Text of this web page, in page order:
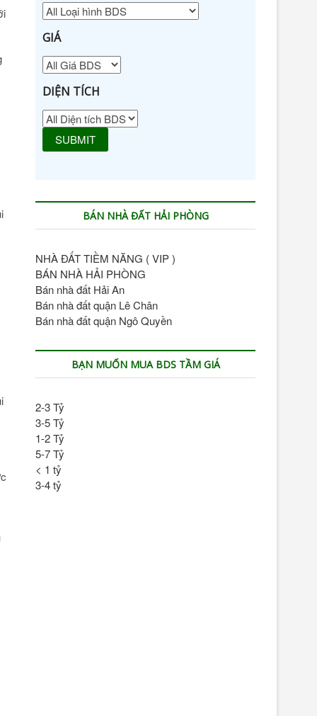
GIÁ
DIỆN TÍCH
BÁN NHÀ ĐẤT HẢI PHÒNG
NHÀ ĐẤT TIỀM NĂNG ( VIP )
BÁN NHÀ HẢI PHÒNG
Bán nhà đất Hải An
Bán nhà đất quận Lê Chân
Bán nhà đất quận Ngô Quyền
BẠN MUỐN MUA BDS TẦM GIÁ
2-3 Tỷ
3-5 Tỷ
1-2 Tỷ
5-7 Tỷ
< 1 tỷ
3-4 tỷ